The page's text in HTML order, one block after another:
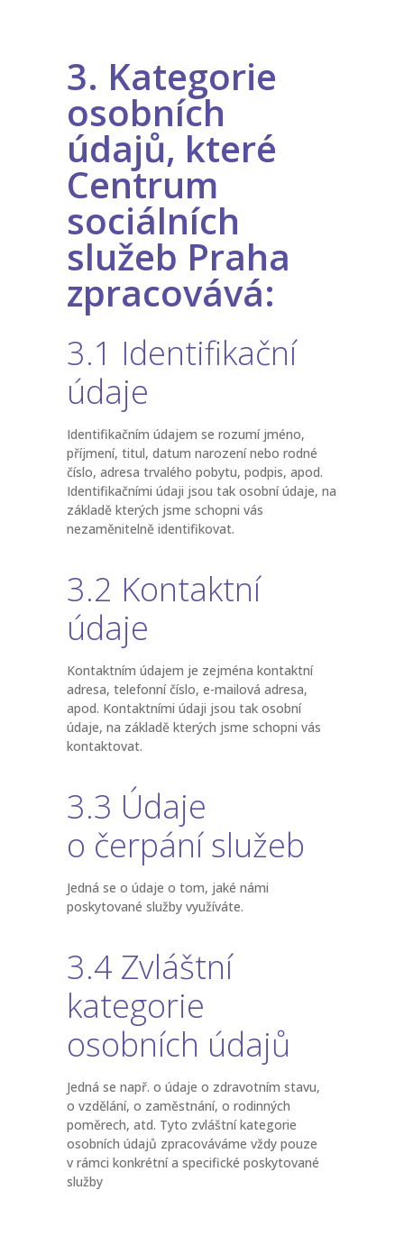
3. Kategorie
osobních
údajů, které
Centrum
sociálních
služeb Praha
zpracovává:
3.1 Identifikační
údaje
Identifikačním údajem se rozumí jméno,
příjmení, titul, datum narození nebo rodné
číslo, adresa trvalého pobytu, podpis, apod.
Identifikačními údaji jsou tak osobní údaje, na
základě kterých jsme schopni vás
nezaměnitelně identifikovat.
3.2 Kontaktní
údaje
Kontaktním údajem je zejména kontaktní
adresa, telefonní číslo, e-mailová adresa,
apod. Kontaktními údaji jsou tak osobní
údaje, na základě kterých jsme schopni vás
kontaktovat.
3.3 Údaje
o čerpání služeb
Jedná se o údaje o tom, jaké námi
poskytované služby využíváte.
3.4 Zvláštní
kategorie
osobních údajů
Jedná se např. o údaje o zdravotním stavu,
o vzdělání, o zaměstnání, o rodinných
poměrech, atd. Tyto zvláštní kategorie
osobních údajů zpracováváme vždy pouze
v rámci konkrétní a specifické poskytované
služby